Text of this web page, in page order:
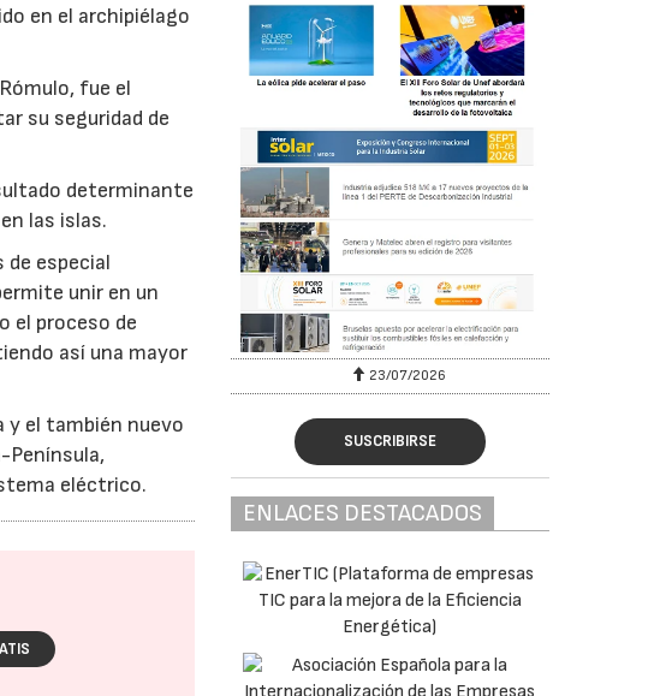
en el archipiélago
fue el
su seguridad de
determinante
las islas.
especial
unir en un
el proceso de
así una mayor
y el también nuevo
Península,
eléctrico.
23/07/2026
SUSCRIBIRSE
ENLACES DESTACADOS